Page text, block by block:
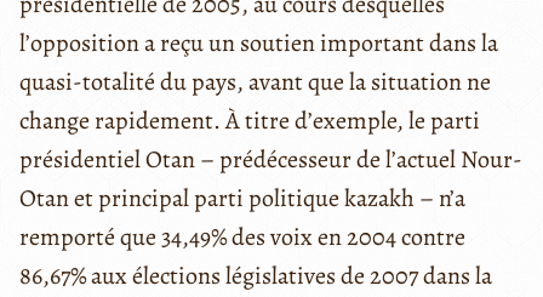
l’opposition a reçu un soutien important dans la
quasi-totalité du pays, avant que la situation ne
change rapidement. À titre d’exemple, le parti
présidentiel Otan – prédécesseur de l’actuel Nour-
Otan et principal parti politique kazakh – n’a
remporté que 34,49% des voix en 2004 contre
86,67% aux élections législatives de 2007 dans la